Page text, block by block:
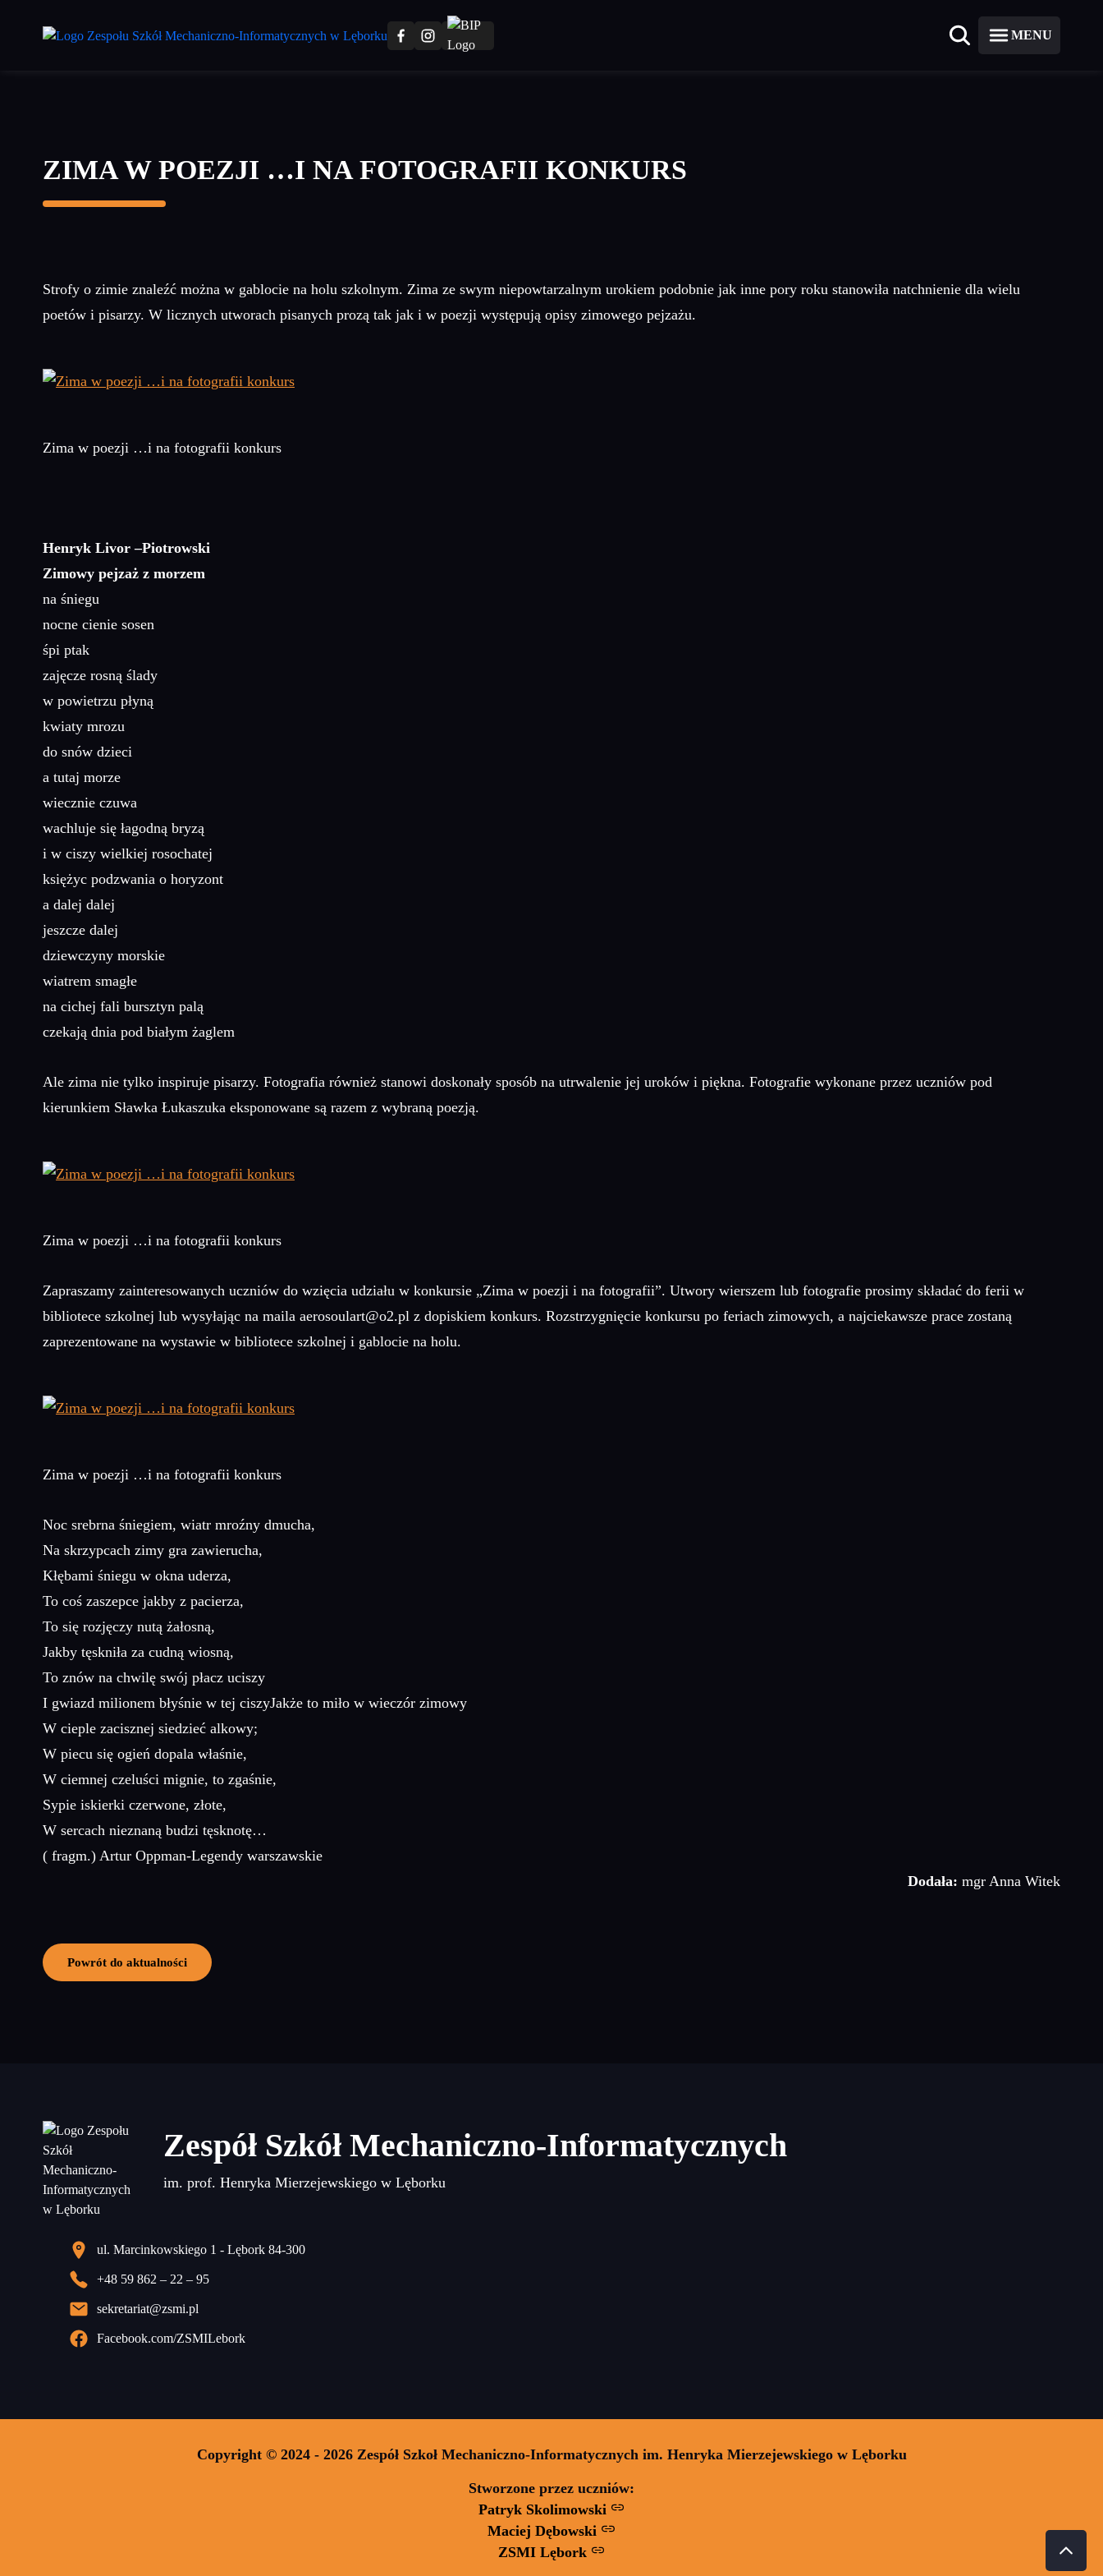
MENU
ZIMA W POEZJI …I NA FOTOGRAFII KONKURS
Strofy o zimie znaleźć można w gablocie na holu szkolnym. Zima ze swym niepowtarzalnym urokiem podobnie jak inne pory roku stanowiła natchnienie dla wielu
poetów i pisarzy. W licznych utworach pisanych prozą tak jak i w poezji występują opisy zimowego pejzażu.
Zima w poezji …i na fotografii konkurs
Henryk Livor –Piotrowski
Zimowy pejzaż z morzem
na śniegu
nocne cienie sosen
śpi ptak
zajęcze rosną ślady
w powietrzu płyną
kwiaty mrozu
do snów dzieci
a tutaj morze
wiecznie czuwa
wachluje się łagodną bryzą
i w ciszy wielkiej rosochatej
księżyc podzwania o horyzont
a dalej dalej
jeszcze dalej
dziewczyny morskie
wiatrem smagłe
na cichej fali bursztyn palą
czekają dnia pod białym żaglem
Ale zima nie tylko inspiruje pisarzy. Fotografia również stanowi doskonały sposób na utrwalenie jej uroków i piękna. Fotografie wykonane przez uczniów pod
kierunkiem Sławka Łukaszuka eksponowane są razem z wybraną poezją.
Zima w poezji …i na fotografii konkurs
Zapraszamy zainteresowanych uczniów do wzięcia udziału w konkursie „Zima w poezji i na fotografii”. Utwory wierszem lub fotografie prosimy składać do ferii w
bibliotece szkolnej lub wysyłając na maila aerosoulart@o2.pl z dopiskiem konkurs. Rozstrzygnięcie konkursu po feriach zimowych, a najciekawsze prace zostaną
zaprezentowane na wystawie w bibliotece szkolnej i gablocie na holu.
Zima w poezji …i na fotografii konkurs
Noc srebrna śniegiem, wiatr mroźny dmucha,
Na skrzypcach zimy gra zawierucha,
Kłębami śniegu w okna uderza,
To coś zaszepce jakby z pacierza,
To się rozjęczy nutą żałosną,
Jakby tęskniła za cudną wiosną,
To znów na chwilę swój płacz uciszy
I gwiazd milionem błyśnie w tej ciszyJakże to miło w wieczór zimowy
W cieple zacisznej siedzieć alkowy;
W piecu się ogień dopala właśnie,
W ciemnej czeluści mignie, to zgaśnie,
Sypie iskierki czerwone, złote,
W sercach nieznaną budzi tęsknotę…
( fragm.) Artur Oppman-Legendy warszawskie
Dodała: mgr Anna Witek
Powrót do aktualności
Zespół Szkół Mechaniczno-Informatycznych
im. prof. Henryka Mierzejewskiego w Lęborku
ul. Marcinkowskiego 1 - Lębork 84-300
+48 59 862 – 22 – 95
sekretariat@zsmi.pl
Facebook.com/ZSMILebork
Copyright © 2024 - 2026 Zespół Szkoł Mechaniczno-Informatycznych im. Henryka Mierzejewskiego w Lęborku
Stworzone przez uczniów:
Patryk Skolimowski
Maciej Dębowski
ZSMI Lębork